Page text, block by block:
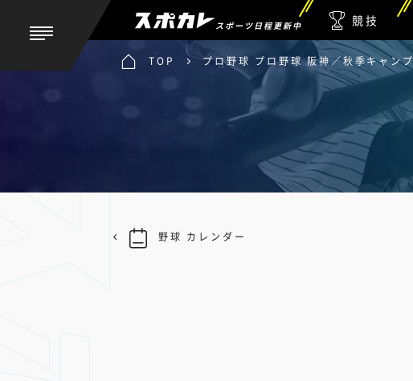
スポーツ日程更新中 競技
TOP プロ野球 プロ野球 阪神／秋季キャンプ
野球 カレンダー